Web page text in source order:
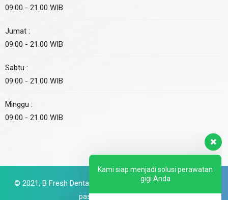
09.00 - 21.00 WIB
Jumat :
09.00 - 21.00 WIB
Sabtu :
09.00 - 21.00 WIB
Minggu :
09.00 - 21.00 WIB
© 2021, B Fresh Dental Care
. All Rights Reserved. Made with
passion byDigital360
👋🏻Haloo Bfriends, bagaimana kita